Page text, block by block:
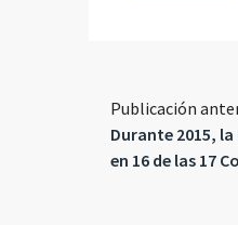
Publicación
Durante 2015,
en 16 de las 17